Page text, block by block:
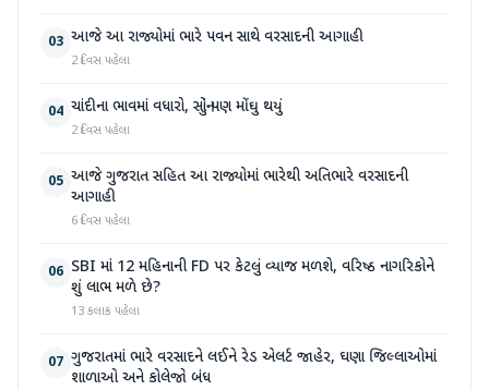
03 આજે આ રાજ્યોમાં ભારે પવન સાથે વરસાદની આગાહી
2 દિવસ પહેલા
04 ચાંદીના ભાવમાં વધારો, સોનું પણ મોંઘુ થયું
2 દિવસ પહેલા
05 આજે ગુજરાત સહિત આ રાજ્યોમાં ભારેથી અતિભારે વરસાદની
આગાહી
6 દિવસ પહેલા
06 SBI માં 12 મહિનાની FD પર કેટલું વ્યાજ મળશે, વરિષ્ઠ નાગરિકોને
શું લાભ મળે છે?
13 કલાક પહેલા
07 ગુજરાતમાં ભારે વરસાદને લઈને રેડ એલર્ટ જાહેર, ઘણા જિલ્લાઓમાં
શાળાઓ અને કોલેજો બંધ